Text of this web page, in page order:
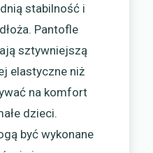
stabilność i
Pantofle
sztywniejszą
elastyczne niż
na komfort
dzieci.
być wykonane